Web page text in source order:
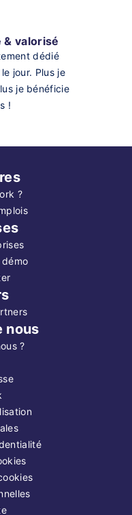
& valorisé
dédié
jour. Plus je
je bénéficie
!
?
démo
nous
?